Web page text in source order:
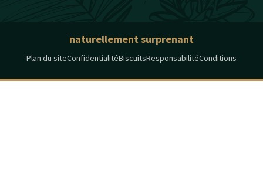
naturellement surprenant
Plan du siteConfidentialitéBiscuitsResponsabilitéConditions